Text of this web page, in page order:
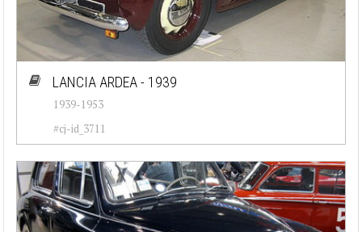
LANCIA ARDEA - 1939
1939-1953
#cj-id_3711